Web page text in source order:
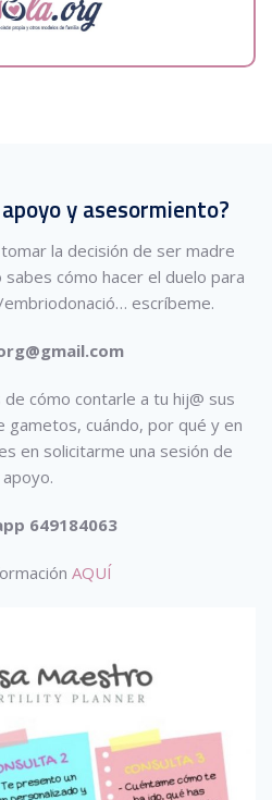
y asesormiento?
la decisión de ser madre
cómo hacer el duelo para
escríbeme.
cómo contarle a tu hij@ sus
gametos, cuándo, por qué y en
en solicitarme una sesión de
apoyo.
649184063
AQUÍ